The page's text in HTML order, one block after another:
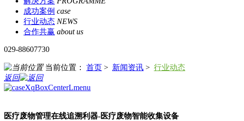
成功案例 case
行业动态 NEWS
合作共赢 about us
029-88607730
当前位置： 首页 > 新闻资讯 > 行业动态
返回
医疗废物管理在线追溯利器-医疗废物智能收集设备